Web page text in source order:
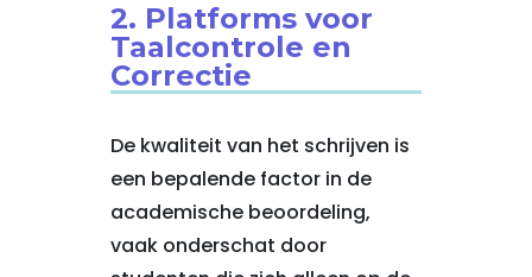
2. Platforms voor
Taalcontrole en
Correctie
De kwaliteit van het schrijven is
een bepalende factor in de
academische beoordeling,
vaak onderschat door